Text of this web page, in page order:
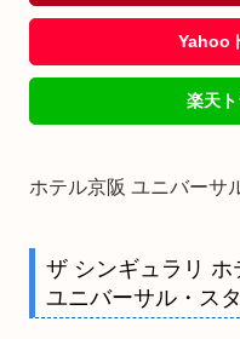
Yahoo
楽天
ホテル京阪 ユニバーサ
ザ シンギュラリ ホ
ユニバーサル・ス